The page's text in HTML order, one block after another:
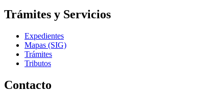
Trámites y Servicios
Expedientes
Mapas (SIG)
Trámites
Tributos
Contacto